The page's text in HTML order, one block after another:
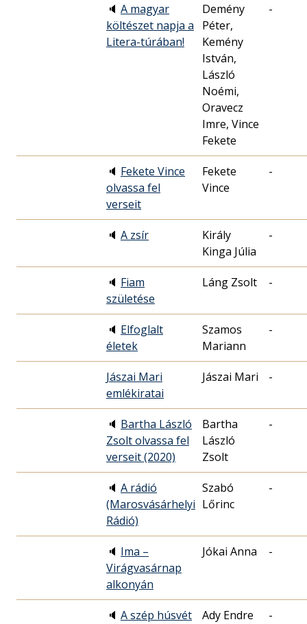
🔈 A magyar
költészet napja a
Litera-túrában!
Demény
Péter,
Kemény
István,
László
Noémi,
Oravecz
Imre, Vince
Fekete
-
🔈 Fekete Vince
olvassa fel
verseit
Fekete
Vince
-
🔈 A zsír
Király
Kinga Júlia
-
🔈 Fiam
születése
Láng Zsolt -
🔈 Elfoglalt
életek
Szamos
Mariann
-
Jászai Mari
emlékiratai
Jászai Mari -
🔈 Bartha László
Zsolt olvassa fel
verseit (2020)
Bartha
László
Zsolt
-
🔈 A rádió
(Marosvásárhelyi
Rádió)
Szabó
Lőrinc
-
🔈 Ima –
Virágvasárnap
alkonyán
Jókai Anna -
🔈 A szép húsvét Ady Endre -